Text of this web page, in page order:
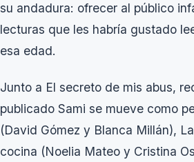
su andadura: ofrecer al público
lecturas que les habría gustado
esa edad.
Junto a El secreto de mis abus,
publicado Sami se mueve como
(David Gómez y Blanca Millán),
cocina (Noelia Mateo y Cristina